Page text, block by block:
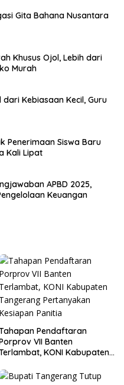
Gita Bahana Nusantara
Khusus Ojol, Lebih dari
Murah
Kebiasaan Kecil, Guru
Penerimaan Siswa Baru
Kali Lipat
APBD 2025,
Keuangan
Pendaftaran
VII Banten
KONI Kabupaten
Panitia